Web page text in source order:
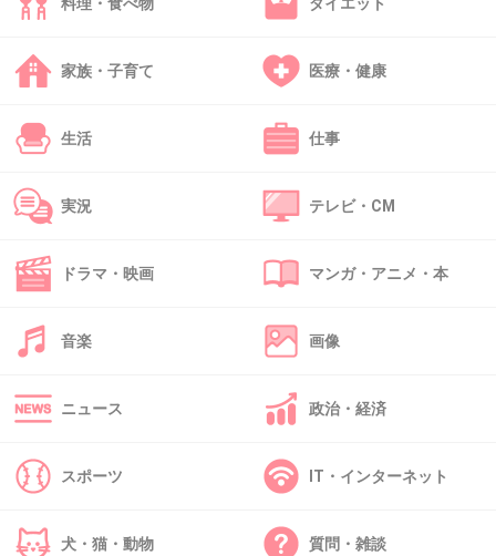
41. 匿名 2013/09/25(水) 11:44:00
気持ち悪い
42. 匿名 2013/09/25(水) 11:44:10
ただ餌がね。。
43. 匿名 2013/09/25(水) 11:44:42
家族・子育て 医療・健康
生活 仕事
実況 テレビ・CM
ドラマ・映画 マンガ・アニメ・本
音楽 画像
ニュース 政治・経済
スポーツ IT・インターネット
犬・猫・動物 質問・雑談